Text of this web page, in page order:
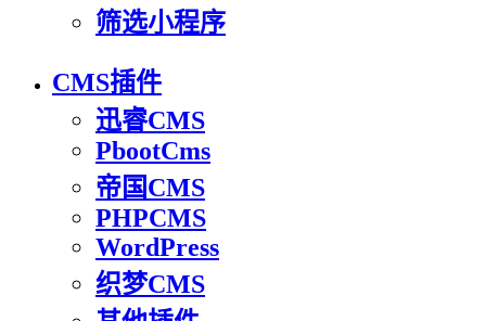
筛选小程序
CMS插件
迅睿CMS
PbootCms
帝国CMS
PHPCMS
WordPress
织梦CMS